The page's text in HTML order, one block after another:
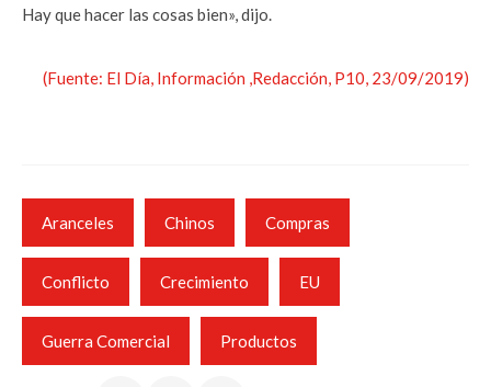
Hay que hacer las cosas bien», dijo.
(Fuente: El Día, Información ,Redacción, P10, 23/09/2019)
Aranceles Chinos Compras
Conflicto Crecimiento EU
Guerra Comercial Productos